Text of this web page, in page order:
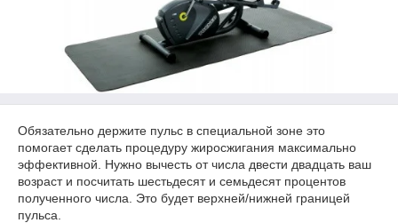
Обязательно держите пульс в специальной зоне это
помогает сделать процедуру жиросжигания максимально
эффективной. Нужно вычесть от числа двести двадцать ваш
возраст и посчитать шестьдесят и семьдесят процентов
полученного числа. Это будет верхней/нижней границей
пульса.